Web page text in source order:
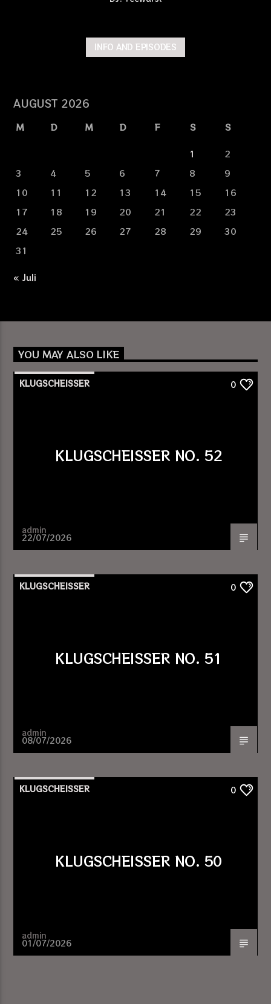
INFO AND EPISODES
AUGUST 2026
M D M D F S S
1
2
3
4 5 6 7 8
9
10
11 12 13 14 15
16
17
18 19 20 21 22
23
24
25 26 27 28 29
30
31
« Juli
YOU MAY ALSO LIKE
KLUGSCHEISSER 0
KLUGSCHEISSER NO. 52
admin
22/07/2026
KLUGSCHEISSER 0
KLUGSCHEISSER NO. 51
admin
08/07/2026
KLUGSCHEISSER 0
KLUGSCHEISSER NO. 50
admin
01/07/2026